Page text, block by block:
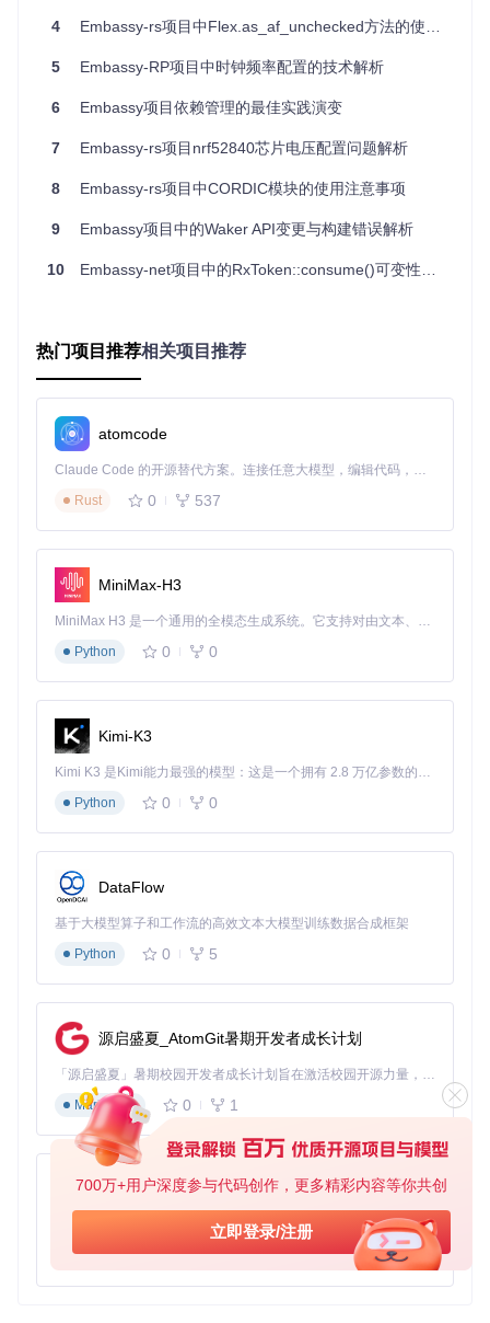
700万+用户深度参与代码创作，更多精彩内容等你共创
立即登录/注册
        startResponse:
@escaping ((String, [(String
    )
in
    startResponse(
"200 OK", [])
// 发送响应体
    sendBody(
"Hello, World!".data(using: .utf8)
// 启动服务器
server.start()
应用案例和最佳实践
应用案例
Embassy 可以用于构建各种网络应用，包括但不限于：
RESTful API 服务器
之间的数据交互。
静态文件服务器 ：提供静态文件的访问服务，如 HTML、C
最佳实践
异步处理
求，提高服务器的响应速度和吞吐量。
错误处理 ：合理处理各种异常情况，确保服务的稳定性和可
典型生态项目
Embassy 作为一个轻量级的 HTTP 服务器框架，可以与其他
Vapor
：一个全功能的 Web 框架，可以与 Embassy 结合使
用，提供更高级的 Web 开发功能。
Kitura：IBM 开发的 Web 框架，同样支持 Swift，可以与 E
mbassy 协同工作，提供多样化的网络服务。
集成，提供强大的网络应用开发能力。
通过结合这些生态项目，开发者可以构建出功能强大、性能优
越的网络应用，满足各种复杂的业务需求。
Embassy
项目地址：
https://gitcode.com/gh_mirrors/emb/Embassy
4 Embassy-rs项目中Flex.as_af_unchecked方法的使用注意事项
5 Embassy-RP项目中时钟频率配置的技术解析
6 Embassy项目依赖管理的最佳实践演变
7 Embassy-rs项目nrf52840芯片电压配置问题解析
8 Embassy-rs项目中CORDIC模块的使用注意事项
9 Embassy项目中的Waker API变更与构建错误解析
10 Embassy-net项目中的RxToken::consume()可变性差异分析
热门项目推荐相关项目推荐
atomcode
Claude Code 的开源替代方案。连接任意大模型，编辑代码，运行命令，自动验证 — 全自动执行。用 Rust 构建，极致性能。 ｜ An open-source alternative to Claude Code. Connect any LLM, edit code, run commands, and verify changes — autonomously. Built in Rust for speed. Get Started
Rust
0 537
MiniMax-H3
MiniMax H3 是一个通用的全模态生成系统。它支持对由文本、图像、视频和音频组成的多模态上下文进行统一理解，并能生成分辨率高达 2K、时长可达 15 秒的带原生立体声音频的视频。得益于面向任务泛化的系统设计，H3 在预训练阶段就已具备广泛的多模态上下文理解与生成能力，能够出色地执行复杂的多模态指令。
Python
0 0
Kimi-K3
Kimi K3 是Kimi能力最强的模型：这是一个拥有 2.8 万亿参数的混合专家（MoE）模型，具备原生视觉理解能力，并支持 100 万 token 的上下文窗口。
Python
0 0
DataFlow
基于大模型算子和工作流的高效文本大模型训练数据合成框架
Python
0 5
源启盛夏_AtomGit暑期开发者成长计划
「源启盛夏」暑期校园开发者成长计划旨在激活校园开源力量，通过积分激励、认证扶持、资源倾斜等形式，引导高校组织和开发者完成「入驻 — 建项目 — 做贡献 — 获认证 — 得资源」的完整闭环。无论你是想带领社团入驻平台的组织者，还是希望用代码贡献证明自己的开发者，都能在这里找到属于你的成长路径。
Markdown
0 1
py-xiaozhi
基于Python的Xiaozhi AI，适用于想要完整Xiaozhi体验而无需拥有专用硬件的用户。
Python
0 1